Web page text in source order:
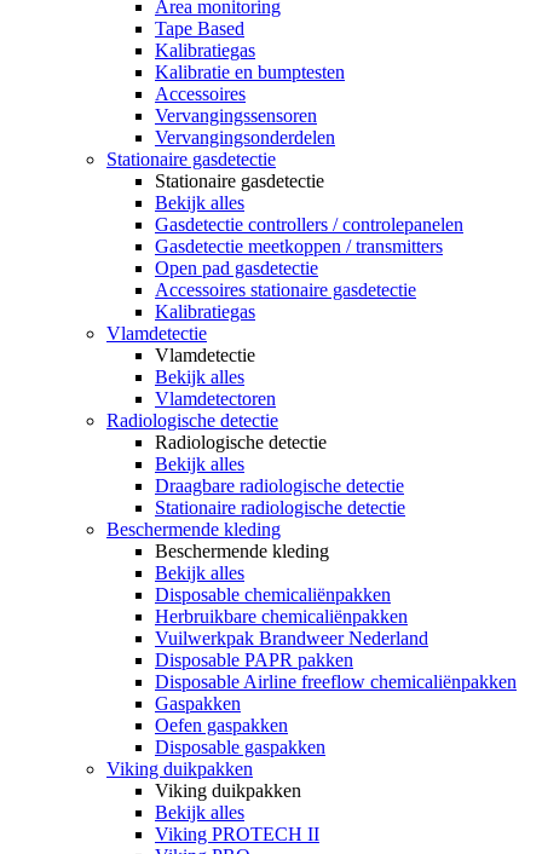
Area monitoring
Tape Based
Kalibratiegas
Kalibratie en bumptesten
Accessoires
Vervangingssensoren
Vervangingsonderdelen
Stationaire gasdetectie
Stationaire gasdetectie
Bekijk alles
Gasdetectie controllers / controlepanelen
Gasdetectie meetkoppen / transmitters
Open pad gasdetectie
Accessoires stationaire gasdetectie
Kalibratiegas
Vlamdetectie
Vlamdetectie
Bekijk alles
Vlamdetectoren
Radiologische detectie
Radiologische detectie
Bekijk alles
Draagbare radiologische detectie
Stationaire radiologische detectie
Beschermende kleding
Beschermende kleding
Bekijk alles
Disposable chemicaliënpakken
Herbruikbare chemicaliënpakken
Vuilwerkpak Brandweer Nederland
Disposable PAPR pakken
Disposable Airline freeflow chemicaliënpakken
Gaspakken
Oefen gaspakken
Disposable gaspakken
Viking duikpakken
Viking duikpakken
Bekijk alles
Viking PROTECH II